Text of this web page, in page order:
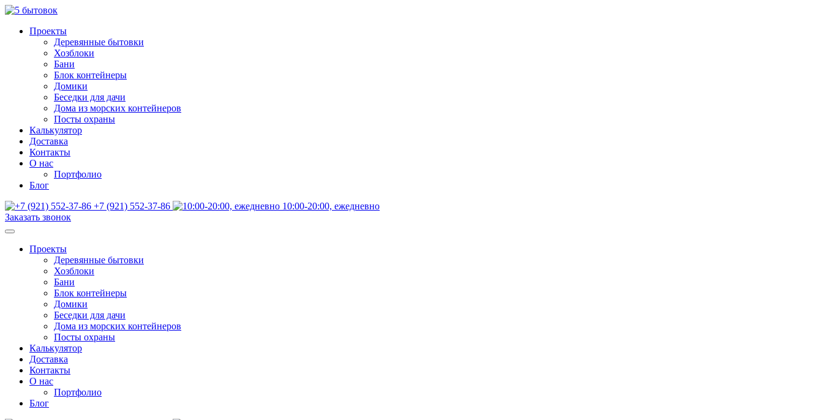
Проекты
Деревянные бытовки
Хозблоки
Бани
Блок контейнеры
Домики
Беседки для дачи
Дома из морских контейнеров
Посты охраны
Калькулятор
Доставка
Контакты
О нас
Портфолио
Блог
+7 (921) 552-37-86
10:00-20:00, ежедневно
Заказать звонок
Проекты
Деревянные бытовки
Хозблоки
Бани
Блок контейнеры
Домики
Беседки для дачи
Дома из морских контейнеров
Посты охраны
Калькулятор
Доставка
Контакты
О нас
Портфолио
Блог